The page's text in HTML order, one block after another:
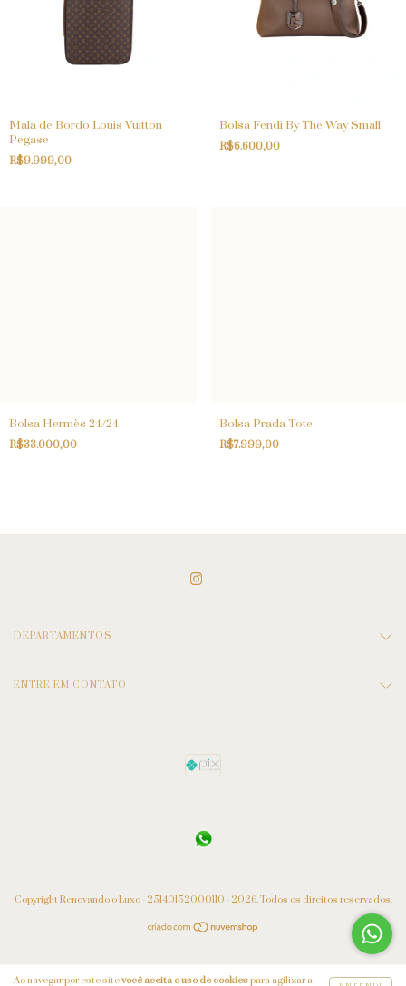
Ao navegar por este sitevocê aceita o uso de cookiespara agilizar a
Mala de Bordo Louis Vuitton
Pegase
R$9.999,00
Bolsa Fendi By The Way Small
R$6.600,00
Bolsa Hermès 24/24
R$33.000,00
Bolsa Prada Tote
R$7.999,00
DEPARTAMENTOS
ENTRE EM CONTATO
Copyright Renovando o Luxo - 25140152000110 - 2026. Todos os direitos reservados.